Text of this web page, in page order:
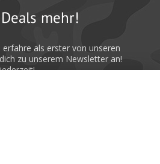
mehr!
als erster von unseren
zu unserem Newsletter an!